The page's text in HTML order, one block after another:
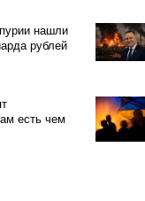
нашли
рублей
есть чем